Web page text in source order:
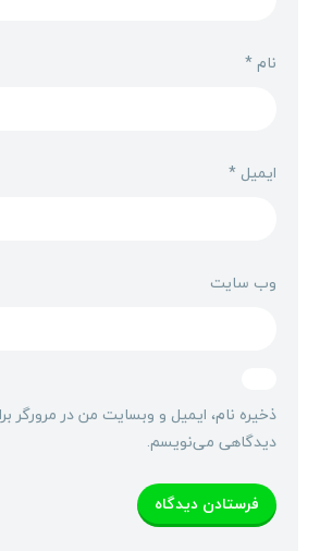
نام*
ایمیل *
وب‌ سایت
ذخیره نام، ایمیل و وبسایت من در مرورگر
دیدگاهی می‌نویسم.